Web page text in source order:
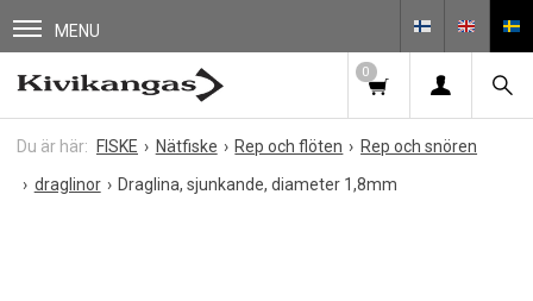
MENU
0
FISKE Nätfiske Rep och flöten
Rep och snören
draglinor
Draglina, sjunkande, diameter 1,8mm